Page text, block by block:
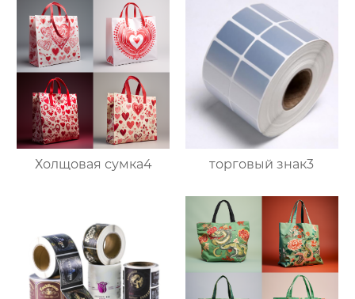
Холщовая сумка4 торговый знак3